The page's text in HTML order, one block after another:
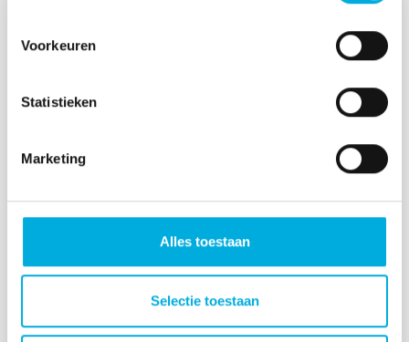
Voorkeuren
Statistieken
Marketing
Alles toestaan
Selectie toestaan
Trasna
Trasna is onze partner voor IoT-modules,
bijbehorende software en diensten voor
klanten veilige, schaalbare en
toekomstbestendige IoT‑oplossingen kunnen